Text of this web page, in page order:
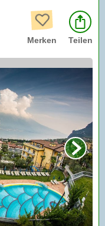
Merken Teilen